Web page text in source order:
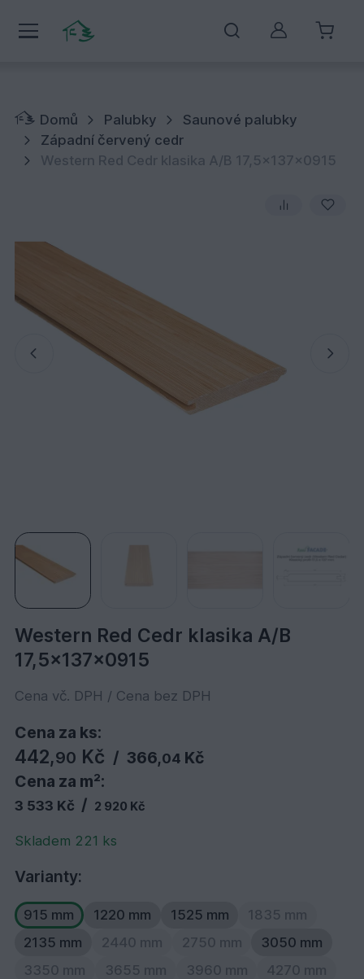
Můj účet
Domů Palubky
Saunové palubky
Západní červený cedr
Western Red Cedr klasika A/B 17,5x137x0915
Western Red Cedr klasika A/B
17,5x137x0915
Cena vč. DPH / Cena bez DPH
Cena za ks:
442,90 Kč / 366,04 Kč
Cena za m²:
3 533 Kč / 2 920 Kč
Skladem 221 ks
Varianty:
915 mm 1220 mm 1525 mm
1835 mm
2135 mm
2440 mm 2750 mm
3050 mm
3350 mm
3655 mm 3960 mm
4270 mm